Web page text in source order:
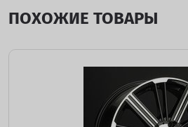
ПОХОЖИЕ ТОВАРЫ